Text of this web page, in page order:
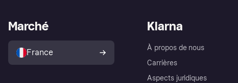
Klarna
À propos de nous
Carrières
Aspects juridiques
Marché
France